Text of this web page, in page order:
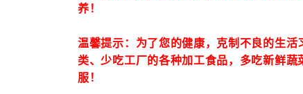
养！
温馨提示：为了您的健康，克制不良的生
类、少吃工厂的各种加工食品，多吃新鲜
服！